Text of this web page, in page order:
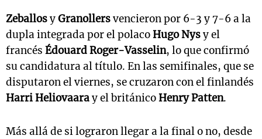
ZeballosyGranollersvencieron por 6-3 y 7-6 a la
dupla integrada por el polacoHugo Nysy el
francés Édouard Roger-Vasselin, lo que confirmó
su candidatura al título. En las semifinales, que se
disputaron el viernes, se cruzaron con el finlandés
Harri Heliovaaray el británicoHenry Patten.
Más allá de si lograron llegar a la final o no, desde